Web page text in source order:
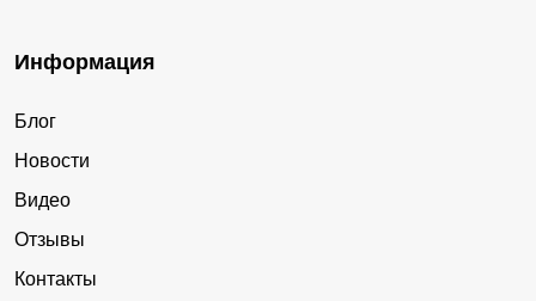
Информация
Блог
Новости
Видео
Отзывы
Контакты